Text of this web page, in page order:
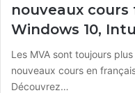
nouveaux cours
Windows 10,
Les MVA sont toujours
nouveaux cours en
Découvrez…